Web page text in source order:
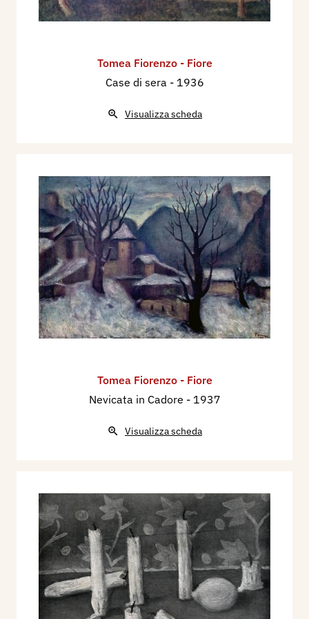
Milano in quegli anni vivevo esercitando il
mestiere del venditore di frutta e verdura da un
di luglio e agosto andavo a Grottadimare con i
gelati; quell’anno che si sparse la voce sulla
vollero vedere e conoscere e intanto si
specie di posteggio sotto ad un lampione, si
discuteva volentieri fino a ore impossibili con
Rivosecchi, Bocca Bianca, Birolli, Fazzini e tanti
altri. Nel 1931 mi chiamarono soldato nel 7°
Genio a Firenze dove rividi Sandro Bini che avevo
lasciato quattro anni prima all’Accademia. Bini
un giorno mi accompagnò da Bargellini al quale
feci vedere alcuni miei disegni di pastori, soldati,
donne, paesaggi di montagna» Bargellini me ne
sempre apparsi ogni tanto dei miei disegni su
quella Rivista. In caserma me la passavo
Venezia col mio carrettino dei gelati. Se il tempo
Ravenna e la Rita, tenuto in alta considerazione
dai camerieri per via della mia divisa bianca con
berrettino da ufficiale di Marina. L’assenza del
carrettino mi faceva forse sembrare una persona
importante.
Nell’autunno del 1934 partii alla volta di Parigi
con Sassu, ansioso di vedere un nuovo paese e la
Tomea Fiorenzo - Fiore
Case di sera - 1936
Visualizza scheda
Tomea Fiorenzo - Fiore
Nevicata in Cadore - 1937
Visualizza scheda